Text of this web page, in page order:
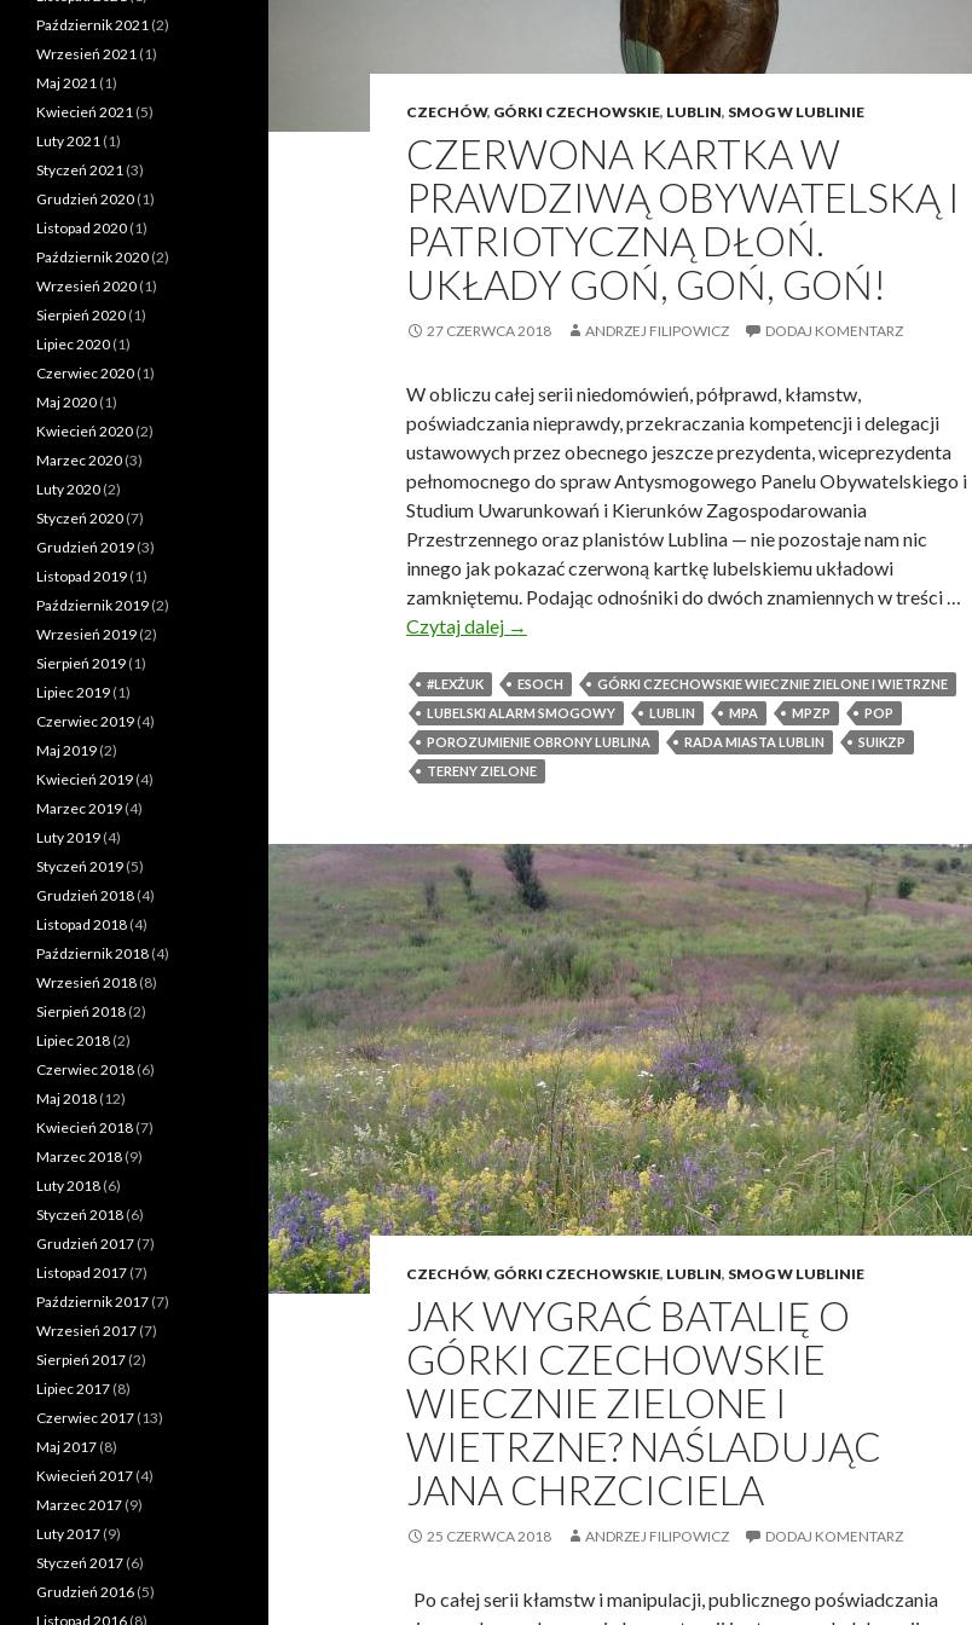
k
d
o
r
z
e
,
t
o
d
a
c
z
e
g
o
j
e
t
a
k
CZECHÓW, GÓRKI CZECHOWSKIE, LUBLIN, SMOG W LUBLINIE
CZERWONA KARTKA W
PRAWDZIWĄ OBYWATELSKĄ I
PATRIOTYCZNĄ DŁOŃ.
UKŁADY GOŃ, GOŃ, GOŃ!
27 CZERWCA 2018 ANDRZEJ FILIPOWICZ DODAJ KOMENTARZ
W obliczu całej serii niedomówień, półprawd, kłamstw,
poświadczania nieprawdy, przekraczania kompetencji i delegacji
ustawowych przez obecnego jeszcze prezydenta, wiceprezydenta
pełnomocnego do spraw Antysmogowego Panelu Obywatelskiego i
Studium Uwarunkowań i Kierunków Zagospodarowania
Przestrzennego oraz planistów Lublina — nie pozostaje nam nic
innego jak pokazać czerwoną kartkę lubelskiemu układowi
zamkniętemu. Podając odnośniki do dwóch znamiennych w treści …
Czytaj dalej C
e
r
w
o
k
a
r
t
k
a
w
p
r
a
w
d
z
i
w
o
b
y
w
a
t
e
ą
→
#LEXŻUK ESOCH
GÓRKI CZECHOWSKIE WIECZNIE ZIELONE I WIETRZNE
LUBELSKI ALARM SMOGOWY
LUBLIN MPA MPZP
POP
POROZUMIENIE OBRONY LUBLINA
RADA MIASTA LUBLIN
SUIKZP
TERENY ZIELONE
CZECHÓW, GÓRKI CZECHOWSKIE, LUBLIN, SMOG W LUBLINIE
JAK WYGRAĆ BATALIĘ O
GÓRKI CZECHOWSKIE
WIECZNIE ZIELONE I
WIETRZNE? NAŚLADUJĄC
JANA CHRZCICIELA
25 CZERWCA 2018 ANDRZEJ FILIPOWICZ DODAJ KOMENTARZ
Po całej serii kłamstw i manipulacji, publicznego poświadczania
Październik 2021 (2)
Wrzesień 2021 (1)
Maj 2021 (1)
Kwiecień 2021 (5)
Luty 2021 (1)
Styczeń 2021 (3)
Grudzień 2020 (1)
Listopad 2020 (1)
Październik 2020 (2)
Wrzesień 2020 (1)
Sierpień 2020 (1)
Lipiec 2020 (1)
Czerwiec 2020 (1)
Maj 2020 (1)
Kwiecień 2020 (2)
Marzec 2020 (3)
Luty 2020 (2)
Styczeń 2020 (7)
Grudzień 2019 (3)
Listopad 2019 (1)
Październik 2019 (2)
Wrzesień 2019 (2)
Sierpień 2019 (1)
Lipiec 2019 (1)
Czerwiec 2019 (4)
Maj 2019 (2)
Kwiecień 2019 (4)
Marzec 2019 (4)
Luty 2019 (4)
Styczeń 2019 (5)
Grudzień 2018 (4)
Listopad 2018 (4)
Październik 2018 (4)
Wrzesień 2018 (8)
Sierpień 2018 (2)
Lipiec 2018 (2)
Czerwiec 2018 (6)
Maj 2018 (12)
Kwiecień 2018 (7)
Marzec 2018 (9)
Luty 2018 (6)
Styczeń 2018 (6)
Grudzień 2017 (7)
Listopad 2017 (7)
Październik 2017 (7)
Wrzesień 2017 (7)
Sierpień 2017 (2)
Lipiec 2017 (8)
Czerwiec 2017 (13)
Maj 2017 (8)
Kwiecień 2017 (4)
Marzec 2017 (9)
Luty 2017 (9)
Styczeń 2017 (6)
Grudzień 2016 (5)
Listopad 2016 (8)